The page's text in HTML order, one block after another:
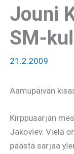
Jouni
SM-
21.2.2009
Aamupäivän
Kirppusarjan
Jakovlev. Vielä
päästä sarjaa